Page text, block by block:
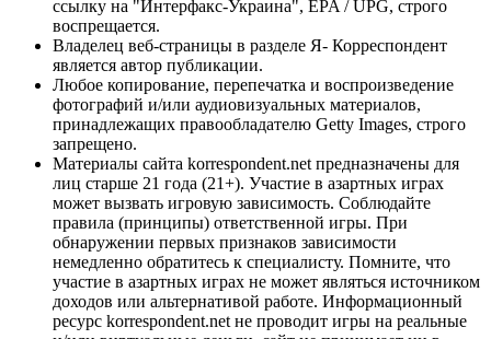
ссылку на "Интерфакс-Украина", EPA / UPG, строго
воспрещается.
Владелец веб-страницы в разделе Я- Корреспондент
является автор публикации.
Любое копирование, перепечатка и воспроизведение
фотографий и/или аудиовизуальных материалов,
принадлежащих правообладателю Getty Images, строго
запрещено.
Материалы сайта korrespondent.net предназначены для
лиц старше 21 года (21+). Участие в азартных играх
может вызвать игровую зависимость. Соблюдайте
правила (принципы) ответственной игры. При
обнаружении первых признаков зависимости
немедленно обратитесь к специалисту. Помните, что
участие в азартных играх не может являться источником
доходов или альтернативой работе. Информационный
ресурс korrespondent.net не проводит игры на реальные